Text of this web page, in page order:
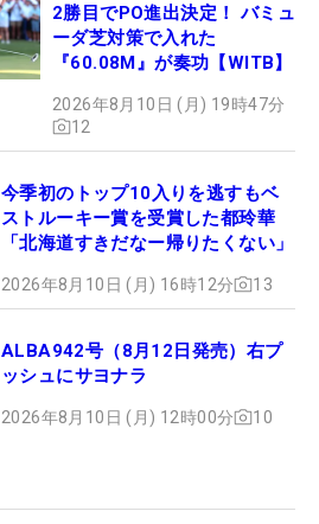
2勝目でPO進出決定！ バミュ
ーダ芝対策で入れた
『60.08M』が奏功【WITB】
2026年8月10日 (月) 19時47分
12
今季初のトップ10入りを逃すもベ
ストルーキー賞を受賞した都玲華
「北海道すきだなー帰りたくない」
2026年8月10日 (月) 16時12分 13
ALBA942号（8月12日発売）右プ
ッシュにサヨナラ
2026年8月10日 (月) 12時00分 10